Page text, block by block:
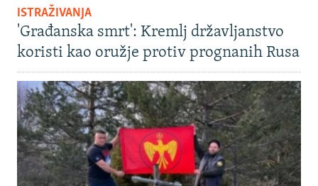
ISTRAŽIVANJA
'Građanska smrt': Kremlj državljanstvo
koristi kao oružje protiv prognanih Rusa